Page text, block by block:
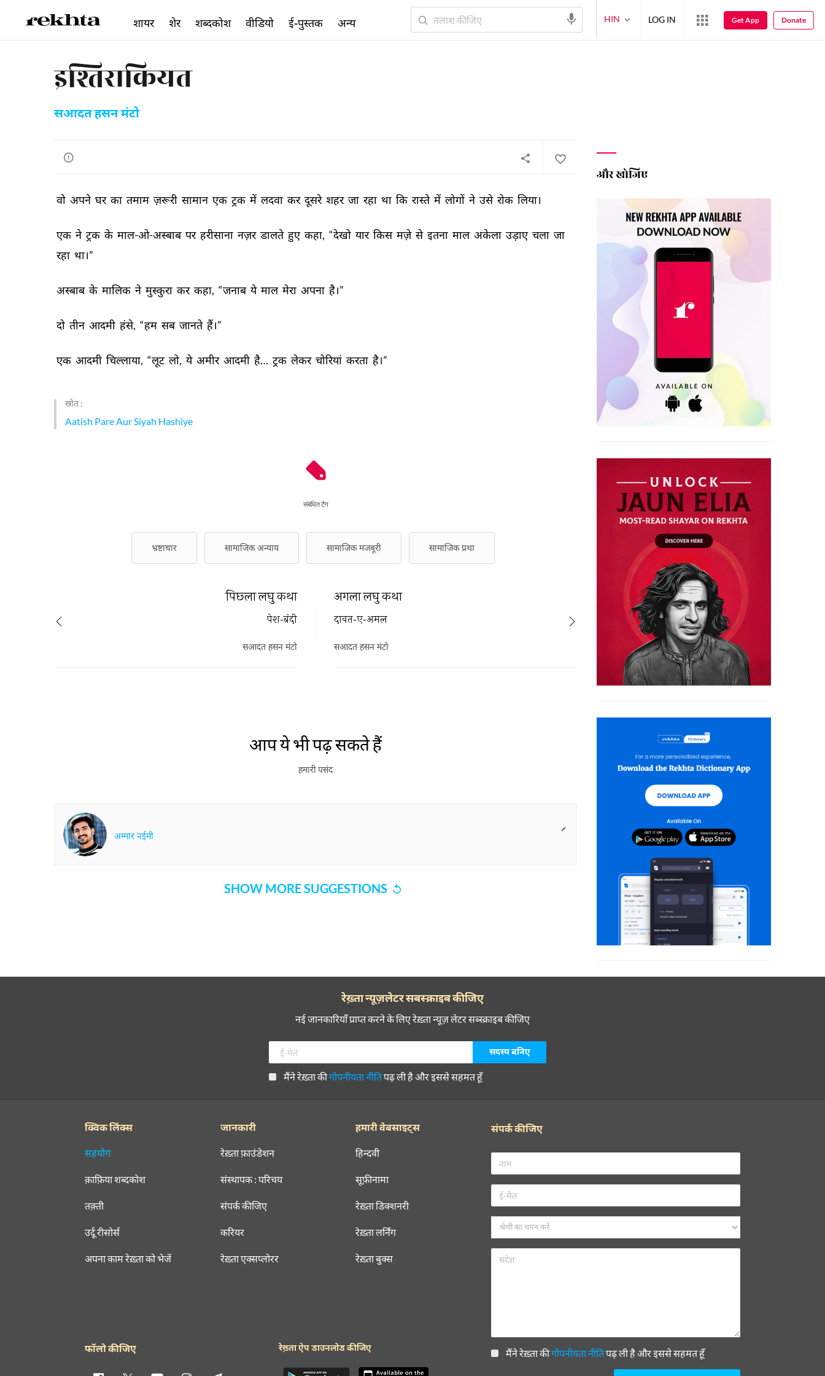
इश्तिराकियत
सआदत हसन मंटो
वो अपने घर का तमाम ज़रूरी सामान एक ट्रक में लदवा कर दूसरे शहर जा रहा था कि रास्ते में लोगों ने उसे रोक लिया।
एक ने ट्रक के माल-ओ-अस्बाब पर हरीसाना नज़र डालते हुए कहा, “देखो यार किस मज़े से इतना माल अकेला उड़ाए चला जा
रहा था।”
अस्बाब के मालिक ने मुस्कुरा कर कहा, “जनाब ये माल मेरा अपना है।”
दो तीन आदमी हंसे, “हम सब जानते हैं।”
एक आदमी चिल्लाया, “लूट लो, ये अमीर आदमी है… ट्रक लेकर चोरियां करता है।”
स्रोत :
Aatish Pare Aur Siyah Hashiye
संबंधित टैग
भ्रष्टाचार सामाजिक अन्याय सामाजिक मजबूरी सामाजिक प्रथा
अगला लघु कथा
दावत-ए-अमल
सआदत हसन मंटो
पिछ्ला लघु कथा
पेश-बंदी
सआदत हसन मंटो
आप ये भी पढ़ सकते हैं
हमारी पसंद
अम्मार नईमी
SHOW MORE SUGGESTIONS
और खोजिए
शायर शेर शब्दकोश वीडियो ई-पुस्तक अन्य HIN LOG IN Get App Donate
रेख़्ता न्यूज़लेटर सबस्क्राइब कीजिए
नई जानकारियाँ प्राप्त करने के लिए रेख़्ता न्यूज़ लेटर सब्स्क्राइब कीजिए
मैंने रेख़्ता कीगोपनीयता नीतिपढ़ ली है और इससे सहमत हूँ
क्विक लिंक्स
सहयोग
क़ाफ़िया शब्दकोश
तक़्ती
उर्दू रीसोर्स
अपना काम रेख़्ता को भेजें
जानकारी
रेख़्ता फ़ाउंडेशन
संस्थापक : परिचय
संपर्क कीजिए
करियर
रेख़्ता एक्सप्लोरर
हमारी वेबसाइट्स
हिन्दवी
सूफ़ीनामा
रेख़्ता डिक्शनरी
रेख़्ता लर्निंग
रेख़्ता बुक्स
संपर्क कीजिए
मैंने रेख़्ता कीगोपनीयता नीतिपढ़ ली है और इससे सहमत हूँ
फॉलो कीजिए रेख़्ता ऐप डाउनलोड कीजिए